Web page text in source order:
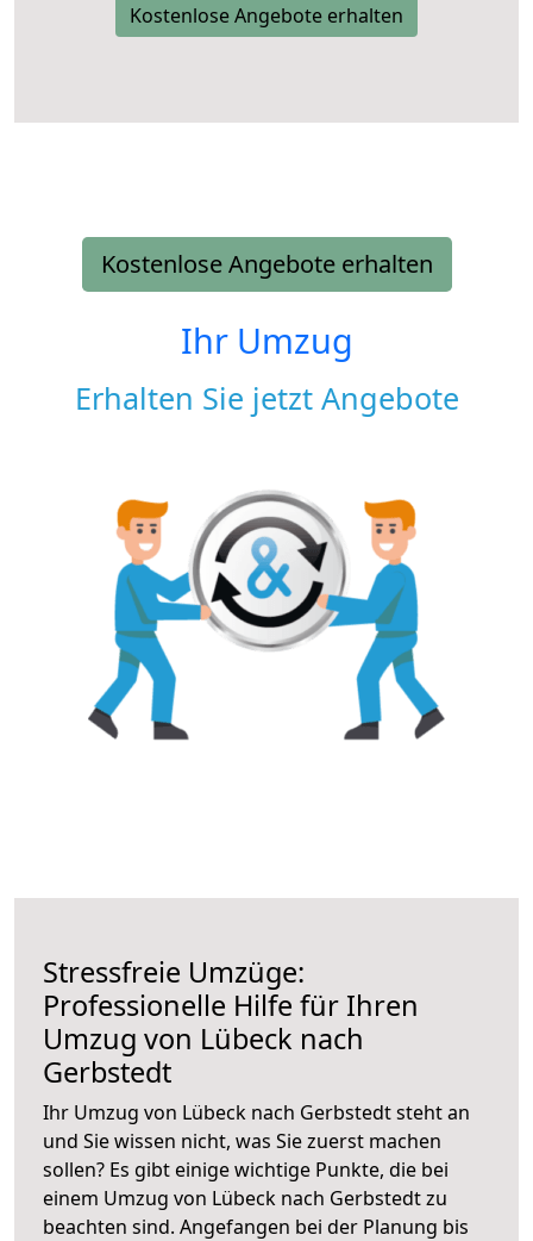
Kostenlose Angebote erhalten
Kostenlose Angebote erhalten
Ihr Umzug
Erhalten Sie jetzt Angebote
Stressfreie Umzüge:
Professionelle Hilfe für Ihren
Umzug von Lübeck nach
Gerbstedt
Ihr Umzug von Lübeck nach Gerbstedt steht an
und Sie wissen nicht, was Sie zuerst machen
sollen? Es gibt einige wichtige Punkte, die bei
einem Umzug von Lübeck nach Gerbstedt zu
beachten sind. Angefangen bei der Planung bis